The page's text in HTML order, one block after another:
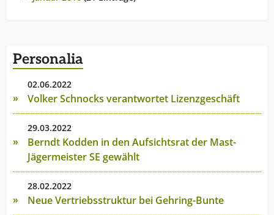
Personalia
02.06.2022
Volker Schnocks verantwortet Lizenzgeschäft
29.03.2022
Berndt Kodden in den Aufsichtsrat der Mast-
Jägermeister SE gewählt
28.02.2022
Neue Vertriebsstruktur bei Gehring-Bunte